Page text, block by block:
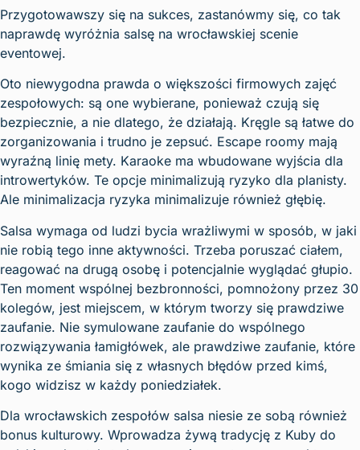
Przygotowawszy się na sukces, zastanówmy się, co tak
naprawdę wyróżnia salsę na wrocławskiej scenie
eventowej.
Oto niewygodna prawda o większości firmowych zajęć
zespołowych: są one wybierane, ponieważ czują się
bezpiecznie, a nie dlatego, że działają. Kręgle są łatwe do
zorganizowania i trudno je zepsuć. Escape roomy mają
wyraźną linię mety. Karaoke ma wbudowane wyjścia dla
introwertyków. Te opcje minimalizują ryzyko dla planisty.
Ale minimalizacja ryzyka minimalizuje również głębię.
Salsa wymaga od ludzi bycia wrażliwymi w sposób, w jaki
nie robią tego inne aktywności. Trzeba poruszać ciałem,
reagować na drugą osobę i potencjalnie wyglądać głupio.
Ten moment wspólnej bezbronności, pomnożony przez 30
kolegów, jest miejscem, w którym tworzy się prawdziwe
zaufanie. Nie symulowane zaufanie do wspólnego
rozwiązywania łamigłówek, ale prawdziwe zaufanie, które
wynika ze śmiania się z własnych błędów przed kimś,
kogo widzisz w każdy poniedziałek.
Dla wrocławskich zespołów salsa niesie ze sobą również
bonus kulturowy. Wprowadza żywą tradycję z Kuby do